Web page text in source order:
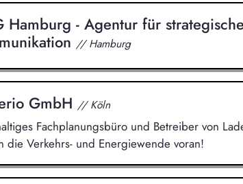
Hamburg - Agentur für
// Hamburg
GmbH // Köln
Fachplanungsbüro und Betreiber von
die Verkehrs- und Energiewende voran!